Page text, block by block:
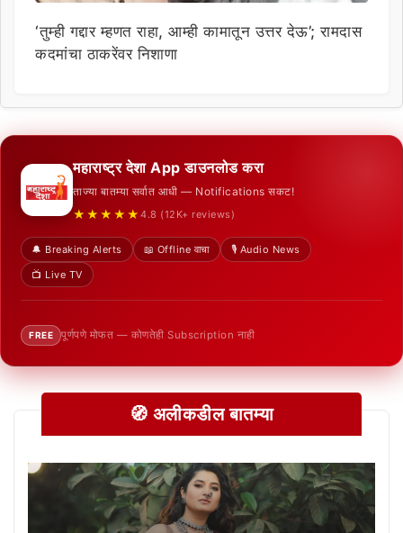
‘तुम्ही गद्दार म्हणत राहा, आम्ही कामातून उत्तर देऊ’; रामदास
कदमांचा ठाकरेंवर निशाणा
महाराष्ट्र देशा App डाउनलोड करा
ताज्या बातम्या सर्वात आधी — Notifications सकट!
★★★★★ 4.8 (12K+ reviews)
🔔 Breaking Alerts 📖 Offline वाचा
🎙️ Audio News
📺 Live TV
FREE पूर्णपणे मोफत — कोणतेही Subscription नाही
🧭 अलीकडील बातम्या